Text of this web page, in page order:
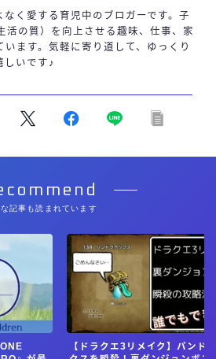
く愛する育児中のブロガーです。子
活の質）を向上させる趣味、仕事、家
ます。気軽に寄り道して、ゆっくり
しいです♪
な記事も読まれています
【ドラクエ3リメイク】パンド